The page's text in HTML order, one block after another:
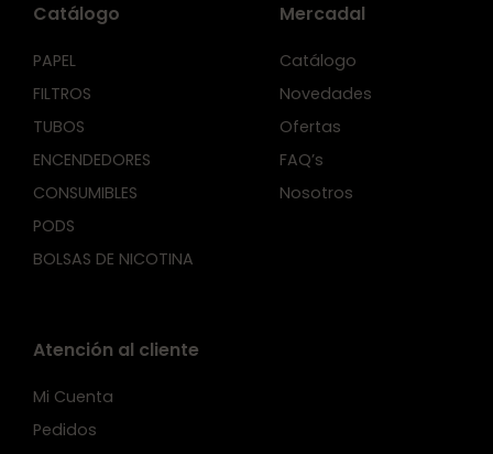
Catálogo
PAPEL
FILTROS
TUBOS
ENCENDEDORES
CONSUMIBLES
PODS
BOLSAS DE NICOTINA
Mercadal
Catálogo
Novedades
Ofertas
FAQ’s
Nosotros
Atención al cliente
Mi Cuenta
Pedidos